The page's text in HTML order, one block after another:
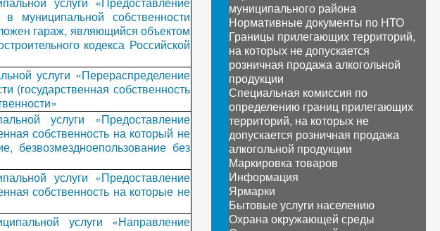
муниципальной собственности
гараж, являющийся объектом
кодекса Российской
услуги «Перераспределение
(государственная собственность
услуги «Предоставление
собственность на который не
безвозмездноепользование без
услуги «Предоставление
собственность на которые не
услуги «Направление
муниципального района
Нормативные документы по НТО
Границы прилегающих территорий,
на которых не допускается
розничная продажа алкогольной
продукции
Специальная комиссия по
определению границ прилегающих
территорий, на которых не
допускается розничная продажа
алкогольной продукции
Маркировка товаров
Информация
Ярмарки
Бытовые услуги населению
Охрана окружающей среды